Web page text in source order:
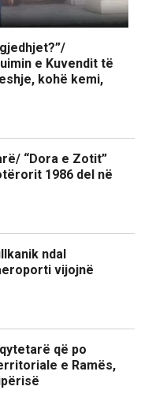
e Kuvendit të
kohë kemi,
“Dora e Zotit”
1986 del në
ndal
vijojnë
që po
e Ramës,